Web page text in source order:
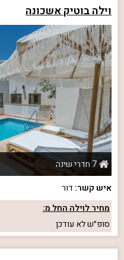
וילה בוטיק אשכונה
7 חדרי שינה
איש קשר: דור
מחיר לוילה החל מ:
סופ״שלא עודכן